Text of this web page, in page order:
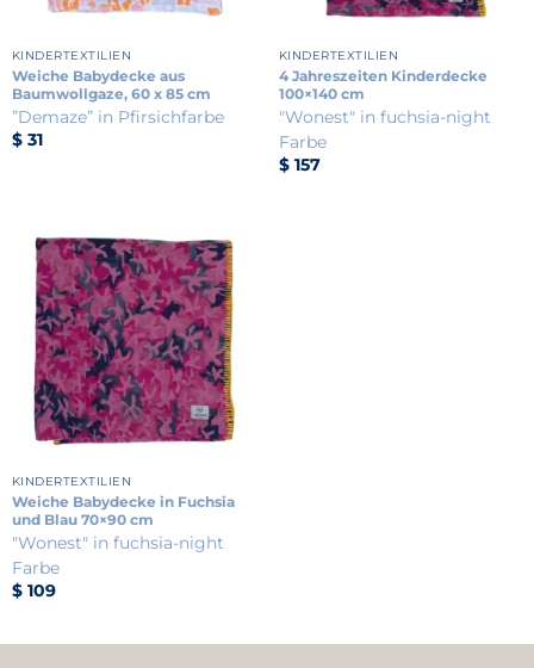
KINDERTEXTILIEN
Weiche Babydecke aus
Baumwollgaze, 60 x 85 cm
”Demaze” in Pfirsichfarbe
$31
KINDERTEXTILIEN
4 Jahreszeiten Kinderdecke
100×140 cm
"Wonest" in fuchsia-night
Farbe
$157
KINDERTEXTILIEN
Weiche Babydecke in Fuchsia
und Blau 70×90 cm
"Wonest" in fuchsia-night
Farbe
$109